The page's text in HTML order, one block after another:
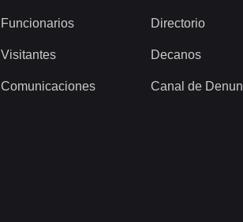
Funcionarios
Visitantes
Comunicaciones
Directorio
Decanos
Canal de